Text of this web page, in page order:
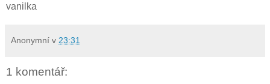
vanilka
Anonymní v 23:31
1 komentář: